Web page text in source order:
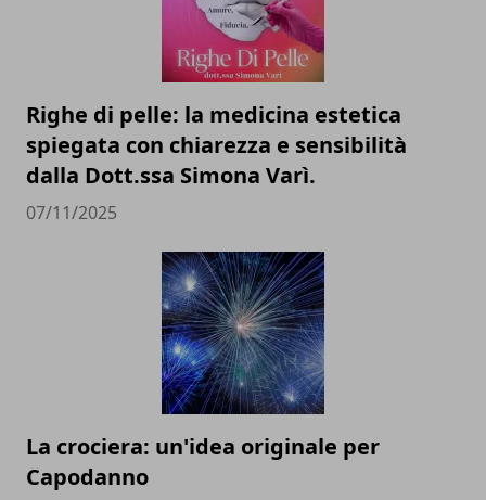
Righe di pelle: la medicina estetica
spiegata con chiarezza e sensibilità
dalla Dott.ssa Simona Varì.
07/11/2025
La crociera: un'idea originale per
Capodanno